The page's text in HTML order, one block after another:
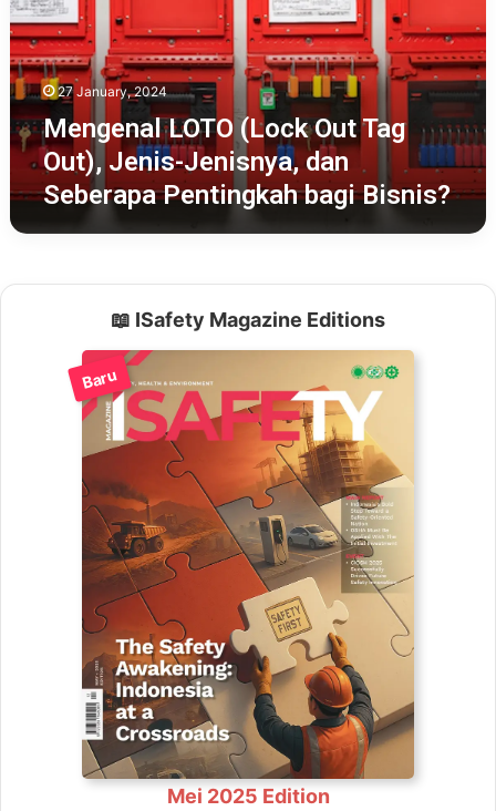
Tag
Out),
Jenis-
Jenisnya,
dan
Seberapa
Pentingkah
bagi
Bisnis?
27 January, 2024
Mengenal LOTO (Lock Out Tag
Out), Jenis-Jenisnya, dan
Seberapa Pentingkah bagi Bisnis?
📖 ISafety Magazine Editions
Baru
Mei 2025 Edition